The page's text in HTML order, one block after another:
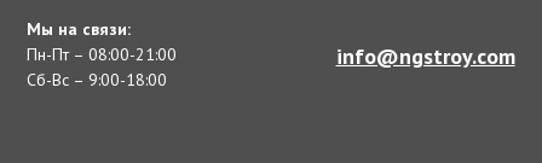
Мы на связи:
Пн-Пт – 08:00-21:00
Сб-Вс – 9:00-18:00
info@ngstroy.com